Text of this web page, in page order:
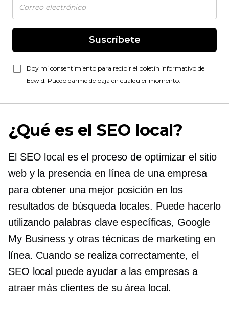
Suscríbete
Doy mi consentimiento para recibir el boletín informativo de
Ecwid. Puedo darme de baja en cualquier momento.
¿Qué es el SEO local?
El SEO local es el proceso de optimizar el sitio
web y la presencia en línea de una empresa
para obtener una mejor posición en los
resultados de búsqueda locales. Puede hacerlo
utilizando palabras clave específicas, Google
My Business y otras técnicas de marketing en
línea. Cuando se realiza correctamente, el
SEO local puede ayudar a las empresas a
atraer más clientes de su área local.